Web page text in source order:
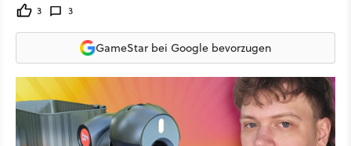
3 3
GameStar bei Google bevorzugen